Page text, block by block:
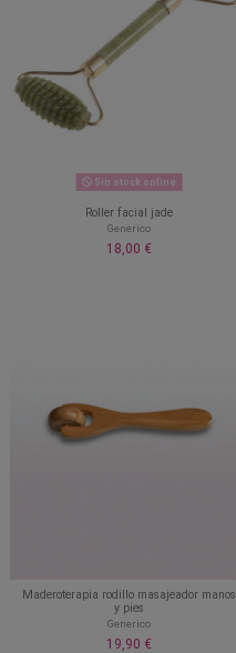
Sin stock online
Roller facial jade
Generico
18,00 €
Maderoterapia rodillo masajeador manos
y pies
Generico
19,90 €